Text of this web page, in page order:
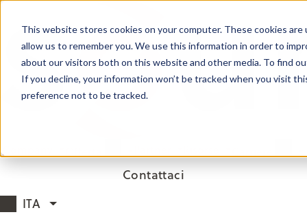
This website stores cookies on your computer. These cookies
allow us to remember you. We use this information in order to
about our visitors both on this website and other media. To find
If you decline, your information won’t be tracked when you visit
preference not to be tracked.
Menu Principale
Contattaci
ITA
(seleziona un'altra lingua)